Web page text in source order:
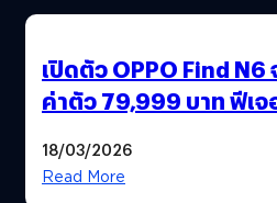
เปิดตัว OPPO Find
ค่าตัว 79,999 บาท ฟีเจ
18/03/2026
Read More